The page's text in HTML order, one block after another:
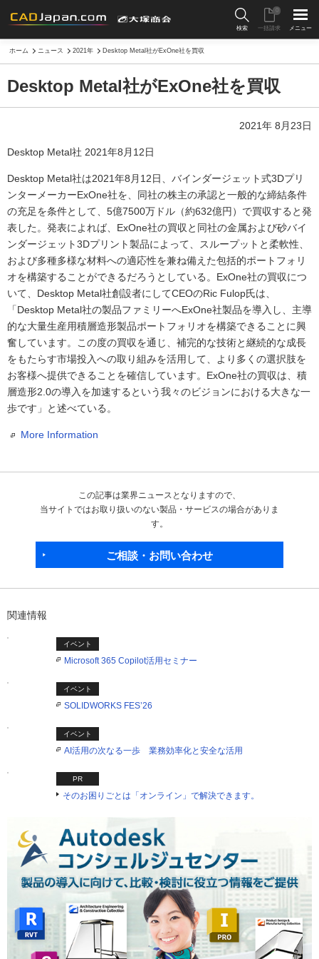
検索 一括請求
0
メニュー
ホーム ニュース 2021年 Desktop Metal社がExOne社を買収
Desktop Metal社がExOne社を買収
2021年 8月23日
Desktop Metal社 2021年8月12日
Desktop Metal社は2021年8月12日、バインダージェット式3Dプリ
ンターメーカーExOne社を、同社の株主の承認と一般的な締結条件
の充足を条件として、5億7500万ドル（約632億円）で買収すると発
表した。発表によれば、ExOne社の買収と同社の金属および砂バイ
ンダージェット3Dプリント製品によって、スループットと柔軟性、
および多種多様な材料への適応性を兼ね備えた包括的ポートフォリ
オを構築することができるだろうとしている。ExOne社の買収につ
いて、Desktop Metal社創設者にしてCEOのRic Fulop氏は、
「Desktop Metal社の製品ファミリーへExOne社製品を導入し、主導
的な大量生産用積層造形製品ポートフォリオを構築できることに興
奮しています。この度の買収を通じ、補完的な技術と継続的な成長
をもたらす市場投入への取り組みを活用して、より多くの選択肢を
お客様へ提供できることを確信しています。ExOne社の買収は、積
層造形2.0の導入を加速するという我々のビジョンにおける大きな一
歩です」と述べている。
More Information
この記事は業界ニュースとなりますので、
当サイトではお取り扱いのない製品・サービスの場合がありま
す。
ご相談・お問い合わせ
関連情報
イベント
Microsoft 365 Copilot活用セミナー
イベント
SOLIDWORKS FES’26
イベント
AI活用の次なる一歩 業務効率化と安全な活用
PR
そのお困りごとは「オンライン」で解決できます。